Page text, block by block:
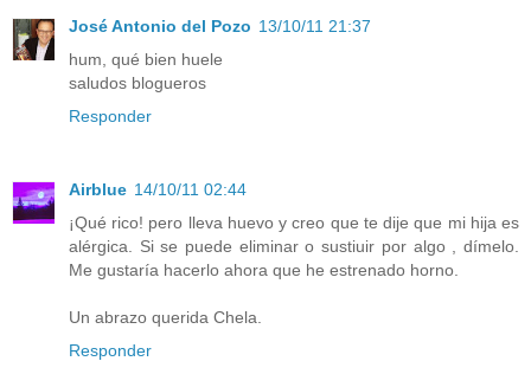
José Antonio del Pozo 13/10/11 21:37
hum, qué bien huele
saludos blogueros
Responder
Airblue 14/10/11 02:44
¡Qué rico! pero lleva huevo y creo que te dije que mi hija es
alérgica. Si se puede eliminar o sustiuir por algo , dímelo.
Me gustaría hacerlo ahora que he estrenado horno.
Un abrazo querida Chela.
Responder